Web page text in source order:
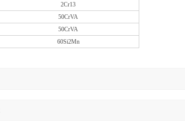
2Cr13
50CrVA
50CrVA
60Si2Mn